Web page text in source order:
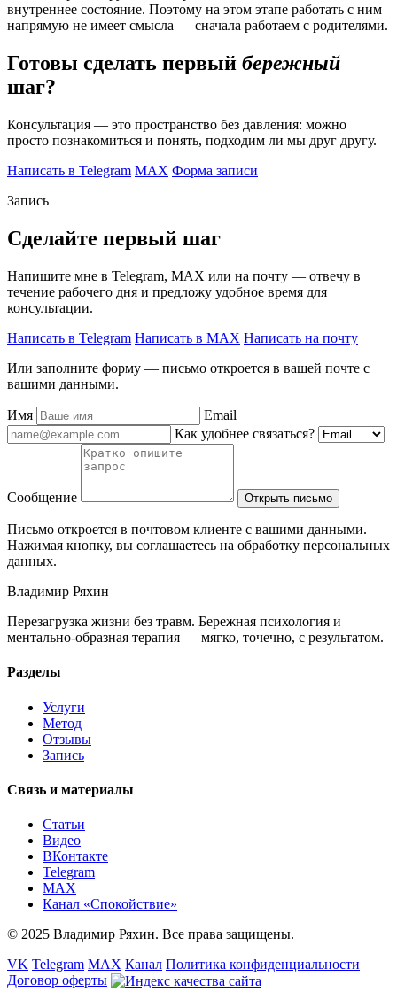
внутреннее состояние. Поэтому на этом этапе работать с ним
напрямую не имеет смысла — сначала работаем с родителями.
Готовы сделать первый бережный
шаг?
Консультация — это пространство без давления: можно
просто познакомиться и понять, подходим ли мы друг другу.
Написать в Telegram MAX Форма записи
Запись
Сделайте первый шаг
Напишите мне в Telegram, MAX или на почту — отвечу в
течение рабочего дня и предложу удобное время для
консультации.
Написать в Telegram Написать в MAX Написать на почту
Или заполните форму — письмо откроется в вашей почте с
вашими данными.
Имя
Email
Как удобнее связаться?
Сообщение Открыть письмо
Письмо откроется в почтовом клиенте с вашими данными.
Нажимая кнопку, вы соглашаетесь на обработку персональных
данных.
Владимир Ряхин
Перезагрузка жизни без травм. Бережная психология и
ментально-образная терапия — мягко, точечно, с результатом.
Разделы
Услуги
Метод
Отзывы
Запись
Связь и материалы
Статьи
Видео
ВКонтакте
Telegram
MAX
Канал «Спокойствие»
© 2025 Владимир Ряхин. Все права защищены.
VK Telegram MAX Канал Политика конфиденциальности
Договор оферты